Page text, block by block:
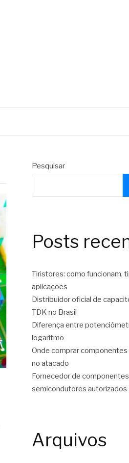
Pesquisar
Posts
Tiristores: como funcionam,
aplicações
Distribuidor oficial de
TDK no Brasil
Diferença entre
logaritmo
Onde comprar
no atacado
Fornecedor de
semicondutores autorizados
Arquivos